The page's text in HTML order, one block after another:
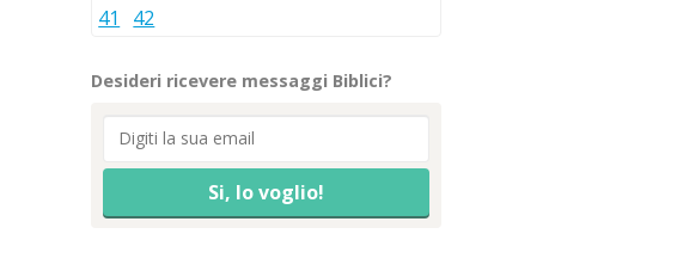
41
42
Desideri ricevere messaggi Biblici?